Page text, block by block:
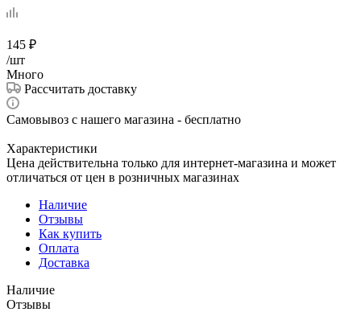
145 ₽
/шт
Много
Рассчитать доставку
Самовывоз с нашего магазина - бесплатно
Характеристики
Цена действительна только для интернет-магазина и может
отличаться от цен в розничных магазинах
Наличие
Отзывы
Как купить
Оплата
Доставка
Наличие
Отзывы